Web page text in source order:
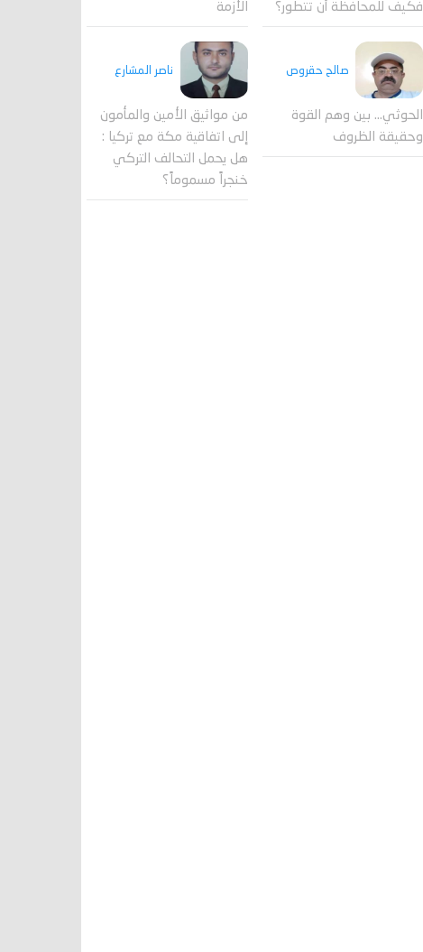
فكيف للمحافظة أن تتطور؟
الأزمة
صالح حقروص
الحوثي... بين وهم القوة
وحقيقة الظروف
ناصر المشارع
من مواثيق الأمين والمأمون
إلى اتفاقية مكة مع تركيا :
هل يحمل التحالف التركي
خنجراً مسموماً؟